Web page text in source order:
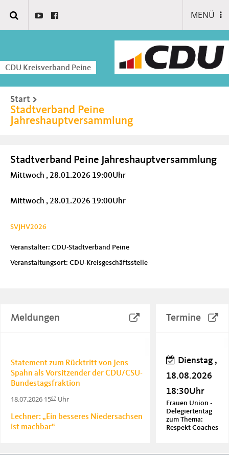
MENÜ
CDU Kreisverband Peine
Start
Stadtverband Peine
Jahreshauptversammlung
Stadtverband Peine Jahreshauptversammlung
Mittwoch , 28.01.2026 19:00Uhr
Mittwoch , 28.01.2026 19:00Uhr
SVJHV2026
Veranstalter: CDU-Stadtverband Peine
Veranstaltungsort: CDU-Kreisgeschäftsstelle
Meldungen
Statement zum Rücktritt von Jens
Spahn als Vorsitzender der CDU/CSU-
Bundestagsfraktion
18.07.2026 1507 Uhr
Lechner: „Ein besseres Niedersachsen
ist machbar“
Termine
Dienstag ,
18.08.2026
18:30Uhr
Frauen Union -
Delegiertentag
zum Thema:
Respekt Coaches
Donnerstag